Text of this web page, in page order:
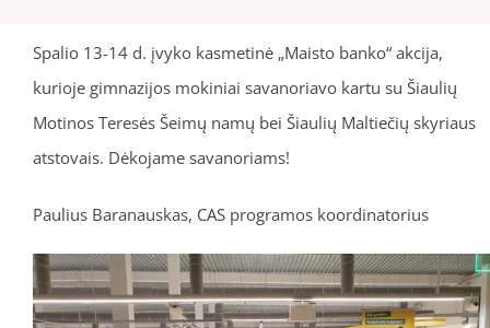
Spalio 13-14 d. įvyko kasmetinė „Maisto banko“ akcija,
kurioje gimnazijos mokiniai savanoriavo kartu su Šiaulių
Motinos Teresės Šeimų namų bei Šiaulių Maltiečių skyriaus
atstovais. Dėkojame savanoriams!
Paulius Baranauskas, CAS programos koordinatorius